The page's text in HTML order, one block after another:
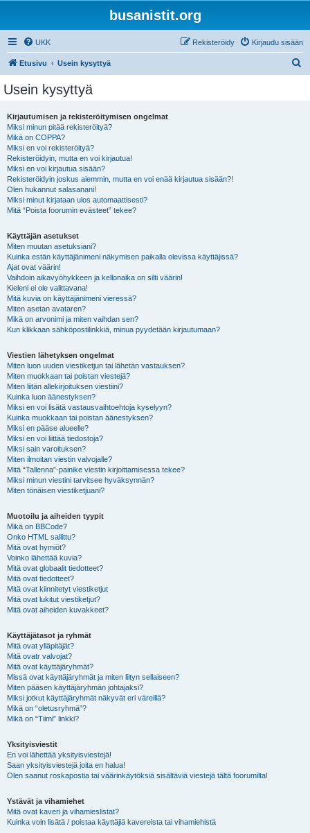
busanistit.org
UKK Kirjaudu sisään
Rekisteröidy
Etusivu Usein kysyttyä
Usein kysyttyä
Kirjautumisen ja rekisteröitymisen ongelmat
Miksi minun pitää rekisteröityä?
Mikä on COPPA?
Miksi en voi rekisteröityä?
Rekisteröidyin, mutta en voi kirjautua!
Miksi en voi kirjautua sisään?
Rekisteröidyin joskus aiemmin, mutta en voi enää kirjautua sisään?!
Olen hukannut salasanani!
Miksi minut kirjataan ulos automaattisesti?
Mitä “Poista foorumin evästeet” tekee?
Käyttäjän asetukset
Miten muutan asetuksiani?
Kuinka estän käyttäjänimeni näkymisen paikalla olevissa käyttäjissä?
Ajat ovat väärin!
Vaihdoin aikavyöhykkeen ja kellonaika on silti väärin!
Kieleni ei ole valittavana!
Mitä kuvia on käyttäjänimeni vieressä?
Miten asetan avataren?
Mikä on arvonimi ja miten vaihdan sen?
Kun klikkaan sähköpostilinkkiä, minua pyydetään kirjautumaan?
Viestien lähetyksen ongelmat
Miten luon uuden viestiketjun tai lähetän vastauksen?
Miten muokkaan tai poistan viestejä?
Miten liitän allekirjoituksen viestiini?
Kuinka luon äänestyksen?
Miksi en voi lisätä vastausvaihtoehtoja kyselyyn?
Kuinka muokkaan tai poistan äänestyksen?
Miksi en pääse alueelle?
Miksi en voi liittää tiedostoja?
Miksi sain varoituksen?
Miten ilmoitan viestin valvojalle?
Mitä “Tallenna”-painike viestin kirjoittamisessa tekee?
Miksi minun viestini tarvitsee hyväksynnän?
Miten tönäisen viestiketjuani?
Muotoilu ja aiheiden tyypit
Mikä on BBCode?
Onko HTML sallittu?
Mitä ovat hymiöt?
Voinko lähettää kuvia?
Mitä ovat globaalit tiedotteet?
Mitä ovat tiedotteet?
Mitä ovat kiinnitetyt viestiketjut
Mitä ovat lukitut viestiketjut?
Mitä ovat aiheiden kuvakkeet?
Käyttäjätasot ja ryhmät
Mitä ovat ylläpitäjät?
Mitä ovatr valvojat?
Mitä ovat käyttäjäryhmät?
Missä ovat käyttäjäryhmät ja miten liityn sellaiseen?
Miten pääsen käyttäjäryhmän johtajaksi?
Miksi jotkut käyttäjäryhmät näkyvät eri väreillä?
Mikä on “oletusryhmä”?
Mikä on “Tiimi” linkki?
Yksityisviestit
En voi lähettää yksityisviestejä!
Saan yksityisviestejä joita en halua!
Olen saanut roskapostia tai väärinkäytöksiä sisältäviä viestejä tältä foorumilta!
Ystävät ja vihamiehet
Mitä ovat kaveri ja vihamieslistat?
Kuinka voin lisätä / poistaa käyttäjiä kavereista tai vihamiehistä